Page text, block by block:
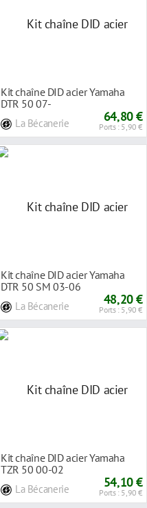
Kit chaîne DID acier Yamaha
DTR 50 07-
La Bécanerie 64,80 €
Ports : 5,90 €
Kit chaîne DID acier Yamaha
DTR 50 SM 03-06
La Bécanerie 48,20 €
Ports : 5,90 €
Kit chaîne DID acier Yamaha
TZR 50 00-02
La Bécanerie 54,10 €
Ports : 5,90 €